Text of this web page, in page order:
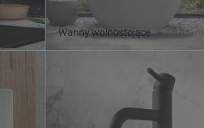
Wanny wolnostojące